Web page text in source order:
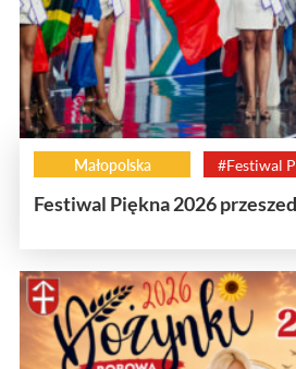
Małopolska #Festiwal
Festiwal Piękna 2026